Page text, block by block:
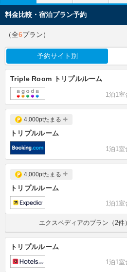
料金比較・宿泊プラン予約
（全6プラン）
予約サイト別
Triple Room トリプルルーム
1泊1室
4,000ptたまる
トリプルルーム
1泊1室
4,000ptたまる
トリプルルーム
1泊1室
エクスペディアのプラン（2件
トリプルルーム
1泊1室